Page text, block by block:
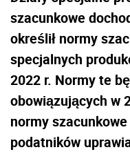
szacunkowe
określił normy
specjalnych
2022 r. Normy te
obowiązujących w
normy
podatników